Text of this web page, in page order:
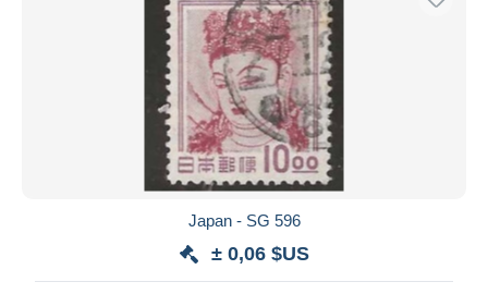
Japan - SG 596
± 0,06 $US